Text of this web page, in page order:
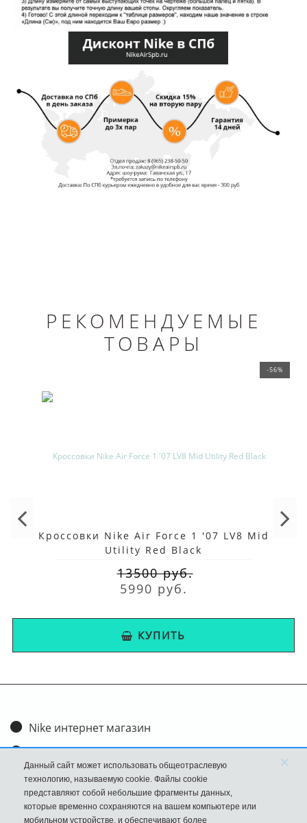
РЕКОМЕНДУЕМЫЕ
ТОВАРЫ
-56%
Кроссовки Nike Air Force 1 '07 LV8 Mid
Utility Red Black
13500 руб.
5990 руб.
КУПИТЬ
Nike интернет магазин
Доставка и оплата
Обмен и возврат
Размеры
Данный сайт может использовать общеотраслевую
технологию, называемую cookie. Файлы cookie
представляют собой небольшие фрагменты данных,
которые временно сохраняются на вашем компьютере или
мобильном устройстве, и обеспечивают более
×